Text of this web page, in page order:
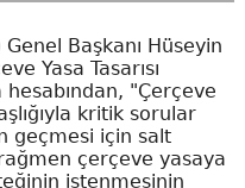
Genel Başkanı Hüseyin
Yasa Tasarısı
"Çerçeve
kritik sorular
geçmesi için salt
çerçeve yasaya
istenmesinin